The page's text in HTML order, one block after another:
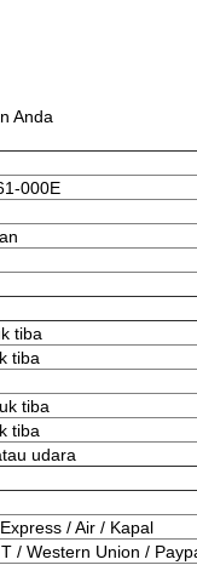
Anda
000E
tiba
tiba
tiba
tiba
udara
/ Air / Kapal
/ Western Union /